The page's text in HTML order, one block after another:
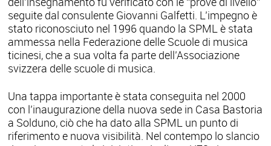
dell’insegnamento fu verificato con le “prove di livello”
seguite dal consulente Giovanni Galfetti. L’impegno è
stato riconosciuto nel 1996 quando la SPML è stata
ammessa nella Federazione delle Scuole di musica
ticinesi, che a sua volta fa parte dell’Associazione
svizzera delle scuole di musica.
Una tappa importante è stata conseguita nel 2000
con l’inaugurazione della nuova sede in Casa Bastoria
a Solduno, ciò che ha dato alla SPML un punto di
riferimento e nuova visibilità. Nel contempo lo slancio